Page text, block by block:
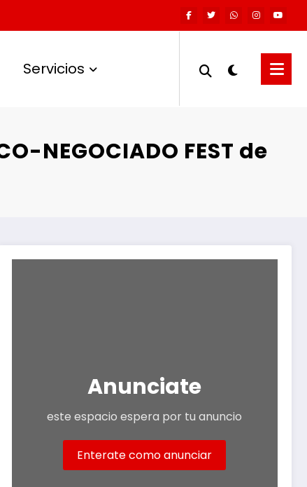
Servicios
NEGOCIADO FEST de
Anunciate
este espacio espera por tu anuncio
Enterate como anunciar